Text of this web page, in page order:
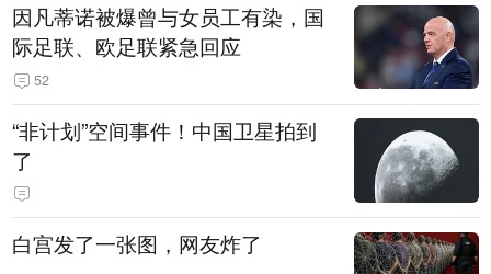
因凡蒂诺被爆曾与女员工有染，国
际足联、欧足联紧急回应
52
“非计划”空间事件！中国卫星拍到
了
白宫发了一张图，网友炸了